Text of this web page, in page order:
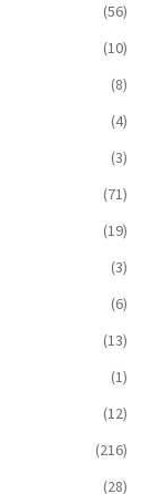
(56)
(10)
(8)
(4)
(3)
(71)
(19)
(3)
(6)
(13)
(1)
(12)
(216)
(28)